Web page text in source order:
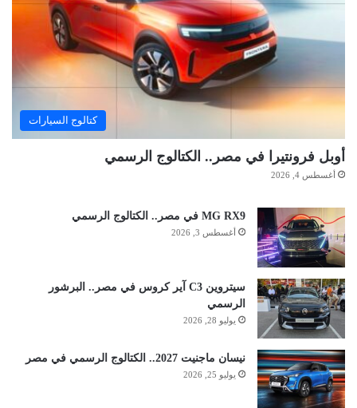
كتالوج السيارات
أوبل فرونتيرا في مصر.. الكتالوج الرسمي
أغسطس 4, 2026
MG RX9 في مصر.. الكتالوج الرسمي
أغسطس 3, 2026
سيتروين C3 آير كروس في مصر.. البرشور
الرسمي
يوليو 28, 2026
نيسان ماجنيت 2027.. الكتالوج الرسمي في مصر
يوليو 25, 2026